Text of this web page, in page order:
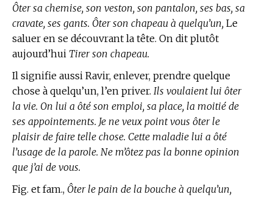
Ôter sa chemise, son veston, son pantalon, ses bas, sa
cravate, ses gants. Ôter son chapeau à quelqu’un, Le
saluer en se découvrant la tête. On dit plutôt
aujourd’hui Tirer son chapeau.
Il signifie aussi Ravir, enlever, prendre quelque
chose à quelqu’un, l’en priver. Ils voulaient lui ôter
la vie. On lui a ôté son emploi, sa place, la moitié de
ses appointements. Je ne veux point vous ôter le
plaisir de faire telle chose. Cette maladie lui a ôté
l’usage de la parole. Ne m’ôtez pas la bonne opinion
que j’ai de vous.
Fig. et fam., Ôter le pain de la bouche à quelqu’un,